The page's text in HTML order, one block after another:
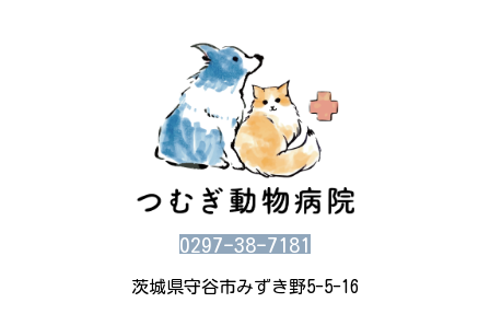
0297-38-7181
茨城県守谷市みずき野5-5-16